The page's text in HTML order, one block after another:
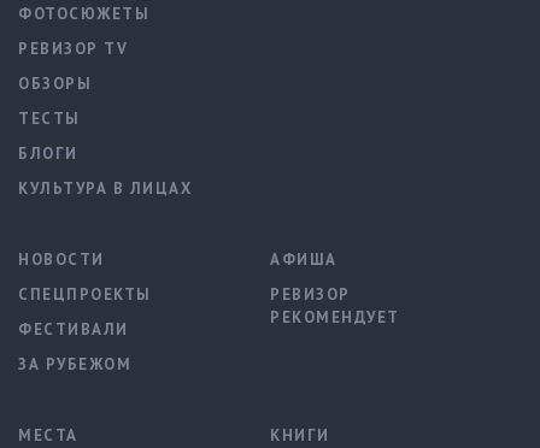
ФОТОСЮЖЕТЫ
РЕВИЗОР TV
ОБЗОРЫ
ТЕСТЫ
БЛОГИ
КУЛЬТУРА В ЛИЦАХ
НОВОСТИ
СПЕЦПРОЕКТЫ
ФЕСТИВАЛИ
ЗА РУБЕЖОМ
АФИША
РЕВИЗОР
РЕКОМЕНДУЕТ
МЕСТА КНИГИ